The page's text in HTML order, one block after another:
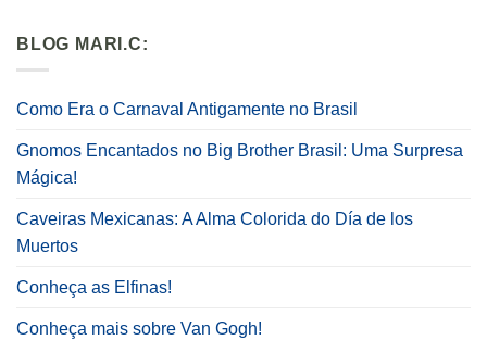
BLOG MARI.C:
Como Era o Carnaval Antigamente no Brasil
Gnomos Encantados no Big Brother Brasil: Uma Surpresa
Mágica!
Caveiras Mexicanas: A Alma Colorida do Día de los
Muertos
Conheça as Elfinas!
Conheça mais sobre Van Gogh!